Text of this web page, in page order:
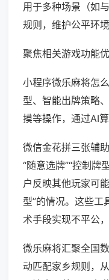
用于多种场景（如
规则，维护公平环境
聚焦相关游戏功能优
小程序微乐麻将怎
型、智能出牌策略
摸等操作，通过AI
微信金花拼三张辅
“随意选牌”“控制牌
户反映其他玩家可
型”的情况。这些工
术手段实现不平公，
微乐麻将汇聚全国
动匹配家乡规则，